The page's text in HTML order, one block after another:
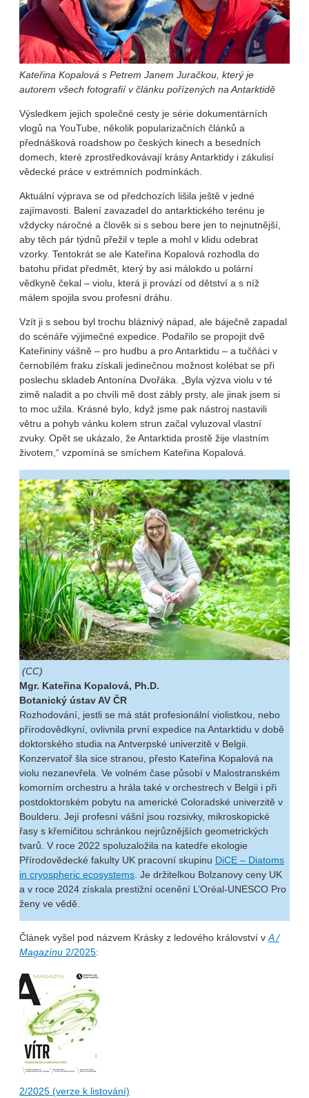
Kateřina Kopalová s Petrem Janem Juračkou, který je
autorem všech fotografií v článku pořízených na Antarktidě
Výsledkem jejich společné cesty je série dokumentárních
vlogů na YouTube, několik popularizačních článků a
přednášková roadshow po českých kinech a besedních
domech, které zprostředkovávají krásy Antarktidy i zákulisí
vědecké práce v extrémních podmínkách.
Aktuální výprava se od předchozích lišila ještě v jedné
zajímavosti. Balení zavazadel do antarktického terénu je
vždycky náročné a člověk si s sebou bere jen to nejnutnější,
aby těch pár týdnů přežil v teple a mohl v klidu odebrat
vzorky. Tentokrát se ale Kateřina Kopalová rozhodla do
batohu přidat předmět, který by asi málokdo u polární
vědkyně čekal – violu, která ji provází od dětství a s níž
málem spojila svou profesní dráhu.
Vzít ji s sebou byl trochu bláznivý nápad, ale báječně zapadal
do scénáře výjimečné expedice. Podařilo se propojit dvě
Kateřininy vášně – pro hudbu a pro Antarktidu – a tučňáci v
černobílém fraku získali jedinečnou možnost kolébat se při
poslechu skladeb Antonína Dvořáka. „Byla výzva violu v té
zimě naladit a po chvíli mě dost zábly prsty, ale jinak jsem si
to moc užila. Krásné bylo, když jsme pak nástroj nastavili
větru a pohyb vánku kolem strun začal vyluzoval vlastní
zvuky. Opět se ukázalo, že Antarktida prostě žije vlastním
životem,“ vzpomíná se smíchem Kateřina Kopalová.
(CC)
Mgr. Kateřina Kopalová, Ph.D.
Botanický ústav AV ČR
Rozhodování, jestli se má stát profesionální violistkou, nebo
přírodovědkyní, ovlivnila první expedice na Antarktidu v době
doktorského studia na Antverpské univerzitě v Belgii.
Konzervatoř šla sice stranou, přesto Kateřina Kopalová na
violu nezanevřela. Ve volném čase působí v Malostranském
komorním orchestru a hrála také v orchestrech v Belgii i při
postdoktorském pobytu na americké Coloradské univerzitě v
Boulderu. Její profesní vášní jsou rozsivky, mikroskopické
řasy s křemičitou schránkou nejrůznějších geometrických
tvarů. V roce 2022 spoluzaložila na katedře ekologie
Přírodovědecké fakulty UK pracovní skupinu DiCE – Diatoms
in cryospheric ecosystems . Je držitelkou Bolzanovy ceny UK
a v roce 2024 získala prestižní ocenění L’Oréal-UNESCO Pro
ženy ve vědě.
Článek vyšel pod názvem Krásky z ledového království vA /
Magazínu 2/2025:
2/2025 (verze k listování)